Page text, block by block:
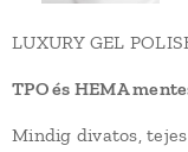
LUXURY GEL
TPO és HEMA
Mindig divatos,